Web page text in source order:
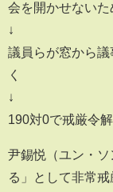
会を開かせないた
↓
議員らが窓から
く
↓
190対0で戒厳令
尹錫悦（ユン・
る」として非常戒